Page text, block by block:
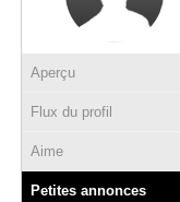
Aperçu
Flux du profil
Aime
Petites annonces